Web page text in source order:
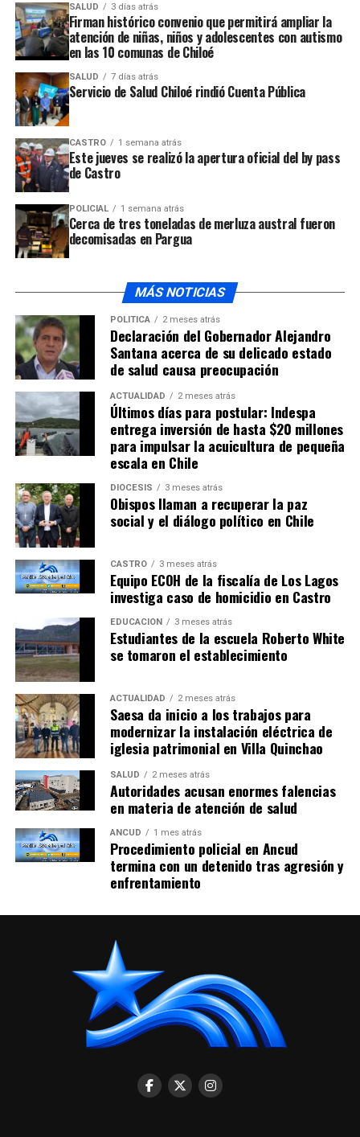
SALUD 3 días atrás
Firman histórico convenio que permitirá ampliar la
atención de niñas, niños y adolescentes con autismo
en las 10 comunas de Chiloé
SALUD 7 días atrás
Servicio de Salud Chiloé rindió Cuenta Pública
CASTRO 1 semana atrás
Este jueves se realizó la apertura oficial del by pass
de Castro
POLICIAL 1 semana atrás
Cerca de tres toneladas de merluza austral fueron
decomisadas en Pargua
MÁS NOTICIAS
POLÍTICA 2 meses atrás
Declaración del Gobernador Alejandro
Santana acerca de su delicado estado
de salud causa preocupación
ACTUALIDAD 2 meses atrás
Últimos días para postular: Indespa
entrega inversión de hasta $20 millones
para impulsar la acuicultura de pequeña
escala en Chile
DIÓCESIS 3 meses atrás
Obispos llaman a recuperar la paz
social y el diálogo político en Chile
CASTRO 3 meses atrás
Equipo ECOH de la fiscalía de Los Lagos
investiga caso de homicidio en Castro
EDUCACIÓN 3 meses atrás
Estudiantes de la escuela Roberto White
se tomaron el establecimiento
ACTUALIDAD 2 meses atrás
Saesa da inicio a los trabajos para
modernizar la instalación eléctrica de
iglesia patrimonial en Villa Quinchao
SALUD 2 meses atrás
Autoridades acusan enormes falencias
en materia de atención de salud
ANCUD 1 mes atrás
Procedimiento policial en Ancud
termina con un detenido tras agresión y
enfrentamiento